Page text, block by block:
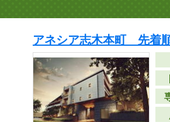
アネシア志木本町 先着